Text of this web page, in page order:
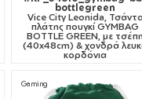
bottlegreen
Vice City Leonida, Τσάντα
πλάτης πουγκί GYMBAG
BOTTLE GREEN, με τσέπη
(40x48cm) & χονδρά
κορδόνια
Gaming